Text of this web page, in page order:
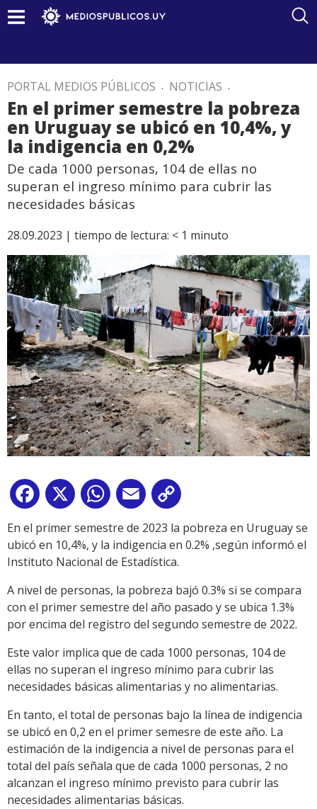
PORTAL MEDIOS PÚBLICOS . NOTICIAS .
En el primer semestre la pobreza
en Uruguay se ubicó en 10,4%, y
la indigencia en 0,2%
De cada 1000 personas, 104 de ellas no
superan el ingreso mínimo para cubrir las
necesidades básicas
28.09.2023 | tiempo de lectura: < 1 minuto
Facebook
X WhatsApp
Email
Link
En el primer semestre de 2023 la pobreza en Uruguay se
ubicó en 10,4%, y la indigencia en 0.2% ,según informó el
Instituto Nacional de Estadística.
A nivel de personas, la pobreza bajó 0.3% si se compara
con el primer semestre del año pasado y se ubica 1.3%
por encima del registro del segundo semestre de 2022.
Este valor implica que de cada 1000 personas, 104 de
ellas no superan el ingreso mínimo para cubrir las
necesidades básicas alimentarias y no alimentarias.
En tanto, el total de personas bajo la línea de indigencia
se ubicó en 0,2 en el primer semesre de este año. La
estimación de la indigencia a nivel de personas para el
total del país señala que de cada 1000 personas, 2 no
alcanzan el ingreso mínimo previsto para cubrir las
necesidades alimentarias básicas.